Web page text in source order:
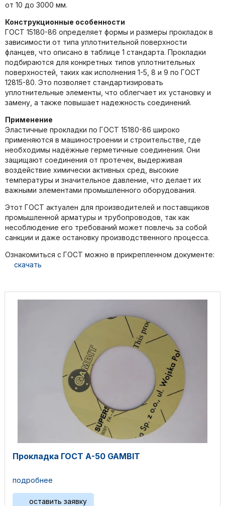
от 10 до 3000 мм.
Конструкционные особенности
ГОСТ 15180-86 определяет формы и размеры прокладок в
зависимости от типа уплотнительной поверхности
фланцев, что описано в таблице 1 стандарта. Прокладки
подбираются для конкретных типов уплотнительных
поверхностей, таких как исполнения 1-5, 8 и 9 по ГОСТ
12815-80. Это позволяет стандартизировать
уплотнительные элементы, что облегчает их установку и
замену, а также повышает надежность соединений.
Применение
Эластичные прокладки по ГОСТ 15180-86 широко
применяются в машиностроении и строительстве, где
необходимы надёжные герметичные соединения. Они
защищают соединения от протечек, выдерживая
воздействие химически активных сред, высокие
температуры и значительное давление, что делает их
важными элементами промышленного оборудования.
Этот ГОСТ актуален для производителей и поставщиков
промышленной арматуры и трубопроводов, так как
несоблюдение его требований может повлечь за собой
санкции и даже остановку производственного процесса.
Ознакомиться с ГОСТ можно в прикрепленном документе:
скачать
Прокладка ГОСТ А-50 GAMBIT
подробнее
оставить заявку